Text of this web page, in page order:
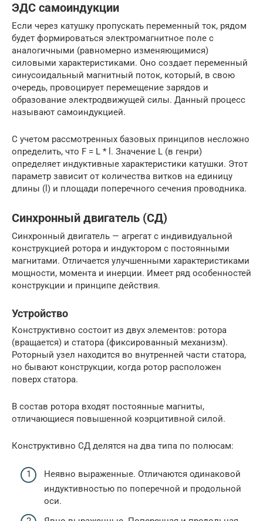
ЭДС самоиндукции
Если через катушку пропускать переменный ток, рядом
будет формироваться электромагнитное поле с
аналогичными (равномерно изменяющимися)
силовыми характеристиками. Оно создает переменный
синусоидальный магнитный поток, который, в свою
очередь, провоцирует перемещение зарядов и
образование электродвижущей силы. Данный процесс
называют самоиндукцией.
С учетом рассмотренных базовых принципов несложно
определить, что F = L * l. Значение L (в генри)
определяет индуктивные характеристики катушки. Этот
параметр зависит от количества витков на единицу
длины (l) и площади поперечного сечения проводника.
Синхронный двигатель (СД)
Синхронный двигатель — агрегат с индивидуальной
конструкцией ротора и индуктором с постоянными
магнитами. Отличается улучшенными характеристиками
мощности, момента и инерции. Имеет ряд особенностей
конструкции и принципе действия.
Устройство
Конструктивно состоит из двух элементов: ротора
(вращается) и статора (фиксированный механизм).
Роторный узел находится во внутренней части статора,
но бывают конструкции, когда ротор расположен
поверх статора.
В состав ротора входят постоянные магниты,
отличающиеся повышенной коэрцитивной силой.
Конструктивно СД делятся на два типа по полюсам:
Неявно выраженные. Отличаются одинаковой
индуктивностью по поперечной и продольной
оси.